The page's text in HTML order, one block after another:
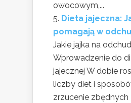
owocowym,...
Dieta jajeczna:
pomagają w
Jakie jajka na
Wprowadzenie do
jajecznej W dobie
liczby diet i
zrzucenie zbędnych